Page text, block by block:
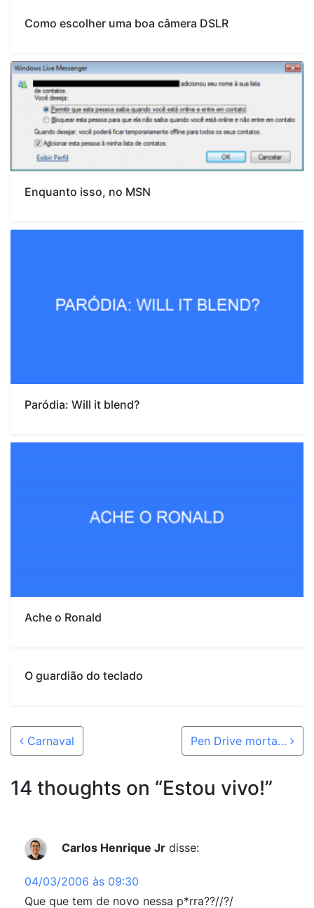
Como escolher uma boa câmera DSLR
Enquanto isso, no MSN
Paródia: Will it blend?
Ache o Ronald
O guardião do teclado
Post navigation
Carnaval Pen Drive morta…
14 thoughts on “Estou vivo!”
Carlos Henrique Jr disse:
04/03/2006 às 09:30
Que que tem de novo nessa p*rra??//?/